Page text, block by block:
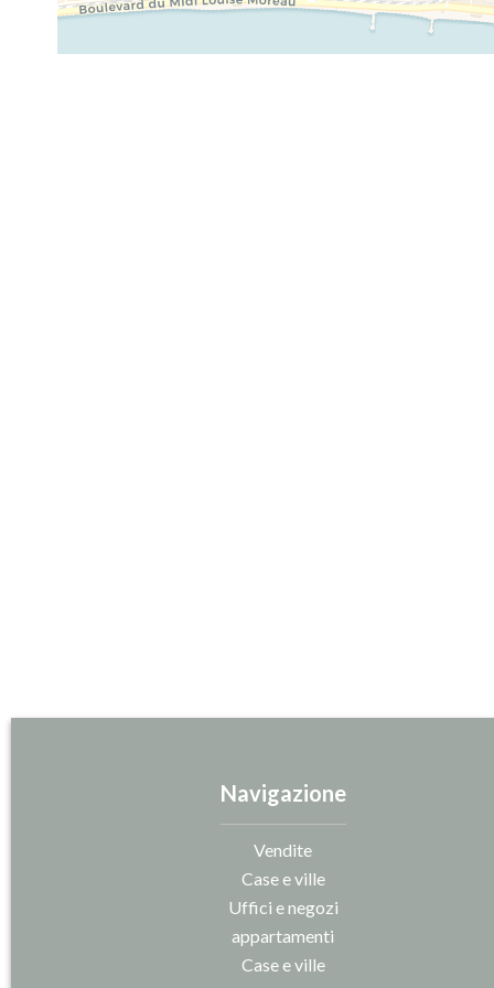
Navigazione
Vendite
Case e ville
Uffici e negozi
appartamenti
Case e ville